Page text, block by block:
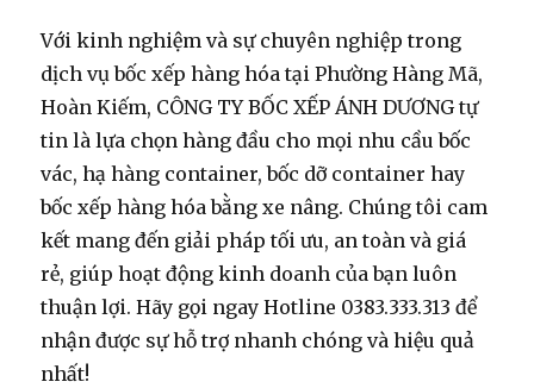
Với kinh nghiệm và sự chuyên nghiệp trong
dịch vụ bốc xếp hàng hóa tại Phường Hàng Mã,
Hoàn Kiếm, CÔNG TY BỐC XẾP ÁNH DƯƠNG tự
tin là lựa chọn hàng đầu cho mọi nhu cầubốc
vác,hạ hàng container,bốc dỡ container hay
bốc xếp hàng hóa bằng xe nâng. Chúng tôi cam
kết mang đến giải pháp tối ưu, an toàn và giá
rẻ, giúp hoạt động kinh doanh của bạn luôn
thuận lợi. Hãy gọi ngayHotline 0383.333.313 để
nhận được sự hỗ trợ nhanh chóng và hiệu quả
nhất!